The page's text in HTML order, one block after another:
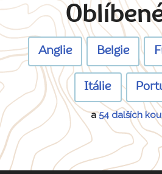
Anglie Belgie
Itálie
a54 dalších